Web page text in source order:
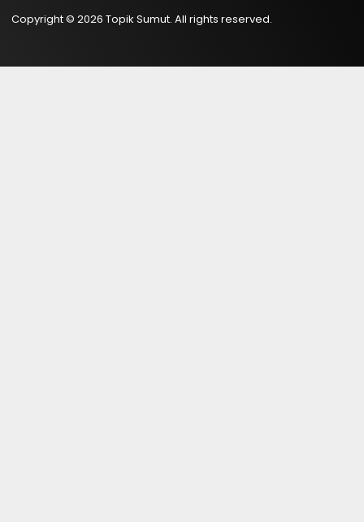
Copyright © 2026 Topik Sumut. All rights reserved.